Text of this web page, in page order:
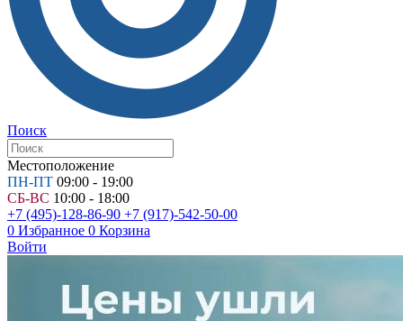
Поиск
Местоположение
ПН-ПТ 09:00 - 19:00
СБ-ВС 10:00 - 18:00
+7 (495)-128-86-90 +7 (917)-542-50-00
0 Избранное 0 Корзина
Войти